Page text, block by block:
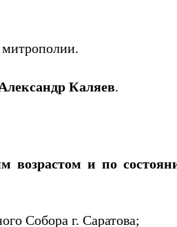
митрополии.
Каляев.
возрастом и по
Собора г. Саратова;